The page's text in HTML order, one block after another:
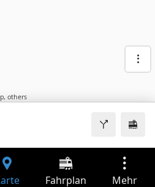
, others
Fahrplan Mehr